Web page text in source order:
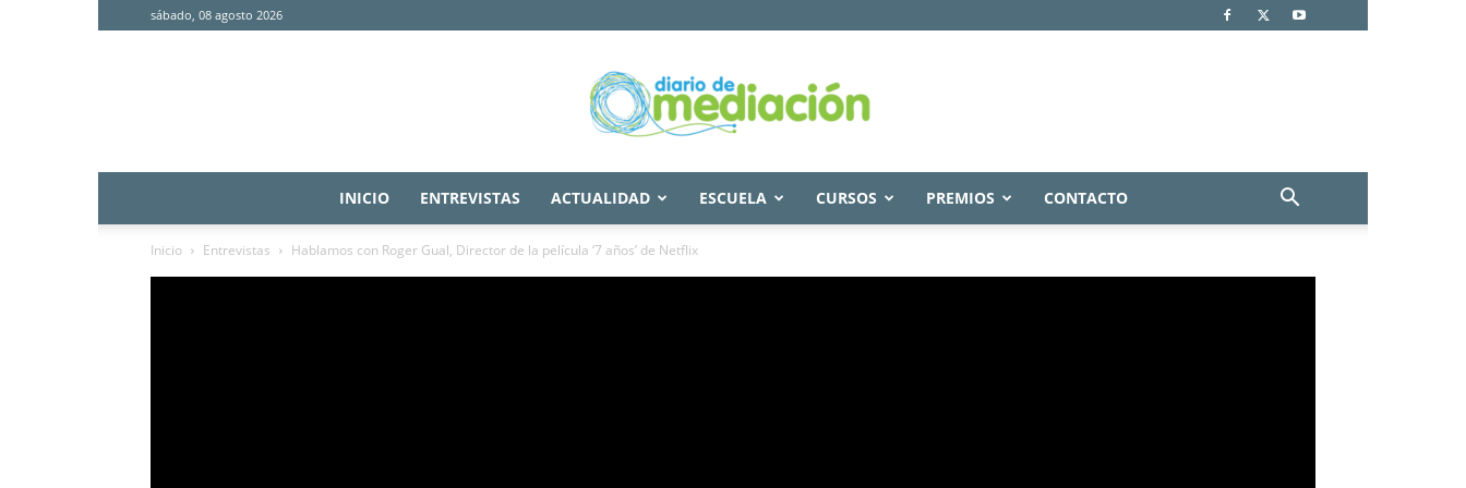
sábado, 08 agosto 2026
Diario
INICIO ENTREVISTAS ACTUALIDAD ESCUELA CURSOS PREMIOS CONTACTO
Inicio Entrevistas Hablamos con Roger Gual, Director de la película ‘7 años’ de Netflix